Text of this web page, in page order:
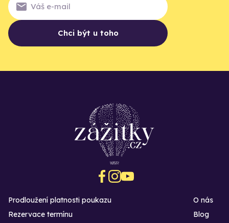
Chci být u toho
Prodloužení platnosti poukazu
Rezervace termínu
O nás
Blog